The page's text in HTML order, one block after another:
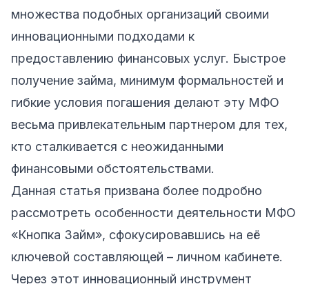
множества подобных организаций своими
инновационными подходами к
предоставлению финансовых услуг. Быстрое
получение займа, минимум формальностей и
гибкие условия погашения делают эту МФО
весьма привлекательным партнером для тех,
кто сталкивается с неожиданными
финансовыми обстоятельствами.
Данная статья призвана более подробно
рассмотреть особенности деятельности МФО
«Кнопка Займ», сфокусировавшись на её
ключевой составляющей – личном кабинете.
Через этот инновационный инструмент